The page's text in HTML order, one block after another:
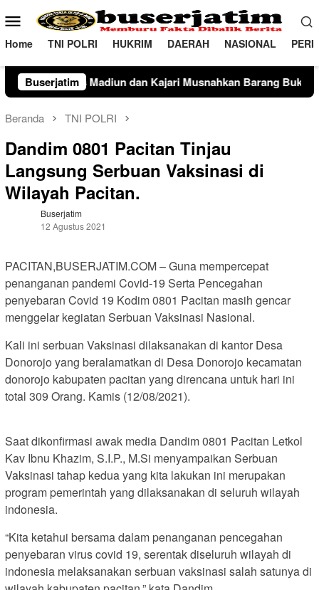
ke
konten
Menu
Mobile
Home TNI POLRI HUKRIM DAERAH NASIONAL
Buserjatim
dan Kajari Musnahkan Barang Bukti Perkara Pidana Umum
Beranda TNI POLRI
Dandim 0801 Pacitan Tinjau
Langsung Serbuan Vaksinasi di
Wilayah Pacitan.
Buserjatim
12 Agustus 2021
PACITAN,BUSERJATIM.COM – Guna mempercepat
penanganan pandemi Covid-19 Serta Pencegahan
penyebaran Covid 19 Kodim 0801 Pacitan masih gencar
menggelar kegiatan Serbuan Vaksinasi Nasional.
Kali ini serbuan Vaksinasi dilaksanakan di kantor Desa
Donorojo yang beralamatkan di Desa Donorojo kecamatan
donorojo kabupaten pacitan yang direncana untuk hari ini
total 309 Orang. Kamis (12/08/2021).
Saat dikonfirmasi awak media Dandim 0801 Pacitan Letkol
Kav Ibnu Khazim, S.I.P., M.Si menyampaikan Serbuan
Vaksinasi tahap kedua yang kita lakukan ini merupakan
program pemerintah yang dilaksanakan di seluruh wilayah
indonesia.
“Kita ketahui bersama dalam penanganan pencegahan
penyebaran virus covid 19, serentak diseluruh wilayah di
indonesia melaksanakan serbuan vaksinasi salah satunya di